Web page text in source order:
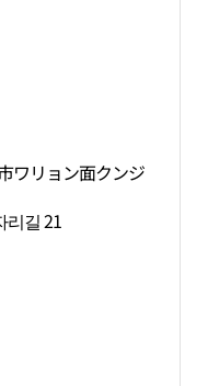
ワリョン面クンジ
리길 21